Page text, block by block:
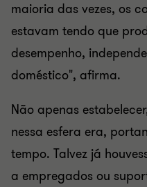
maioria das vezes, os
estavam tendo que
desempenho,
doméstico", afirma.
Não apenas
nessa esfera era,
tempo. Talvez já
a empregados ou